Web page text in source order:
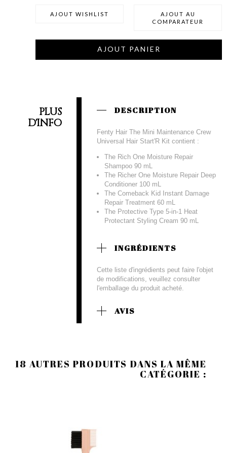
AJOUT WISHLIST
AJOUT AU
COMPARATEUR
AJOUT PANIER
PLUS
D'INFO
DESCRIPTION
Fenty Hair The Mini Maintenance Crew
Universal Hair Start'R Kit contient :
The Rich One Moisture Repair
Shampoo 90 mL
The Richer One Moisture Repair Deep
Conditioner 100 mL
The Comeback Kid Instant Damage
Repair Treatment 60 mL
The Protective Type 5-in-1 Heat
Protectant Styling Cream 90 mL
INGRÉDIENTS
Cette liste d'ingrédients peut faire l'objet
de modifications, veuillez consulter
l'emballage du produit acheté.
AVIS
18 AUTRES PRODUITS DANS LA MÊME
CATÉGORIE :